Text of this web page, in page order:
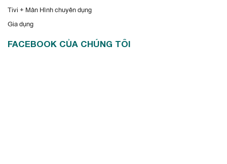
Tivi + Màn Hình chuyên dụng
Gia dụng
FACEBOOK CỦA CHÚNG TÔI